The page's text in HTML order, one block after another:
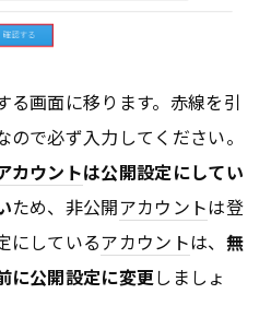
る画面に移ります。赤線を引
で必ず入力してください。
カウントは公開設定にしてい
ため、非公開アカウントは登
にしているアカウントは、 無
に公開設定に変更しましょ